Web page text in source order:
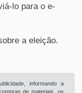
lo para o e-
a eleição.
informando a
de materiais, os